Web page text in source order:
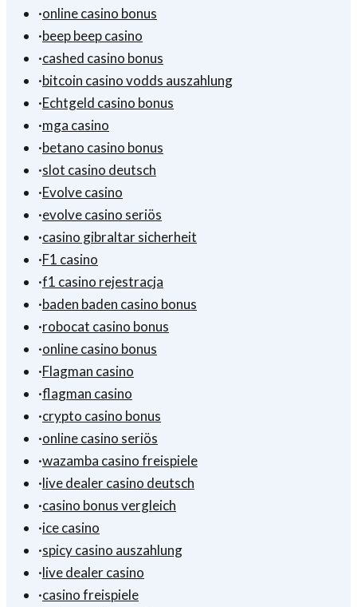
·online casino bonus
·beep beep casino
·cashed casino bonus
·bitcoin casino vodds auszahlung
·Echtgeld casino bonus
·mga casino
·betano casino bonus
·slot casino deutsch
·Evolve casino
·evolve casino seriös
·casino gibraltar sicherheit
·F1 casino
·f1 casino rejestracja
·baden baden casino bonus
·robocat casino bonus
·online casino bonus
·Flagman casino
·flagman casino
·crypto casino bonus
·online casino seriös
·wazamba casino freispiele
·live dealer casino deutsch
·casino bonus vergleich
·ice casino
·spicy casino auszahlung
·live dealer casino
·casino freispiele